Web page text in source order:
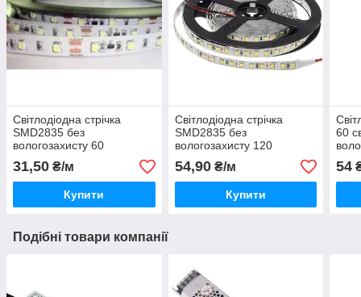
Світлодіодна стрічка
SMD2835 без
вологозахисту 60
світлодіодів на 1 м
КРАСНИЙ
31,50 ₴/м
Купити
Світлодіодна стрічка
SMD2835 без
вологозахисту 120
світлодіодів на 1 м БІЛИЙ
ХОЛОДНИЙ
54,90₴/м
Купити
60
54
Подібні товари компанії